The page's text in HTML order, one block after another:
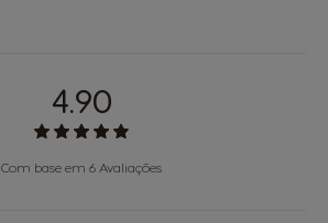
4.90
Com base em 6 Avaliações